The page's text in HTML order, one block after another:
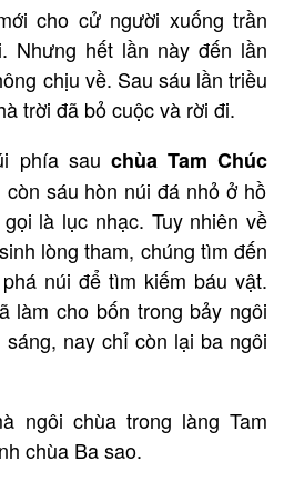
cho cử người xuống trần
Nhưng hết lần này đến lần
chịu về. Sau sáu lần triều
trời đã bỏ cuộc và rời đi.
phía sau chùa Tam Chúc
sáu hòn núi đá nhỏ ở hồ
là lục nhạc. Tuy nhiên về
lòng tham, chúng tìm đến
núi để tìm kiếm báu vật.
làm cho bốn trong bảy ngôi
nay chỉ còn lại ba ngôi
ngôi chùa trong làng Tam
chùa Ba sao.